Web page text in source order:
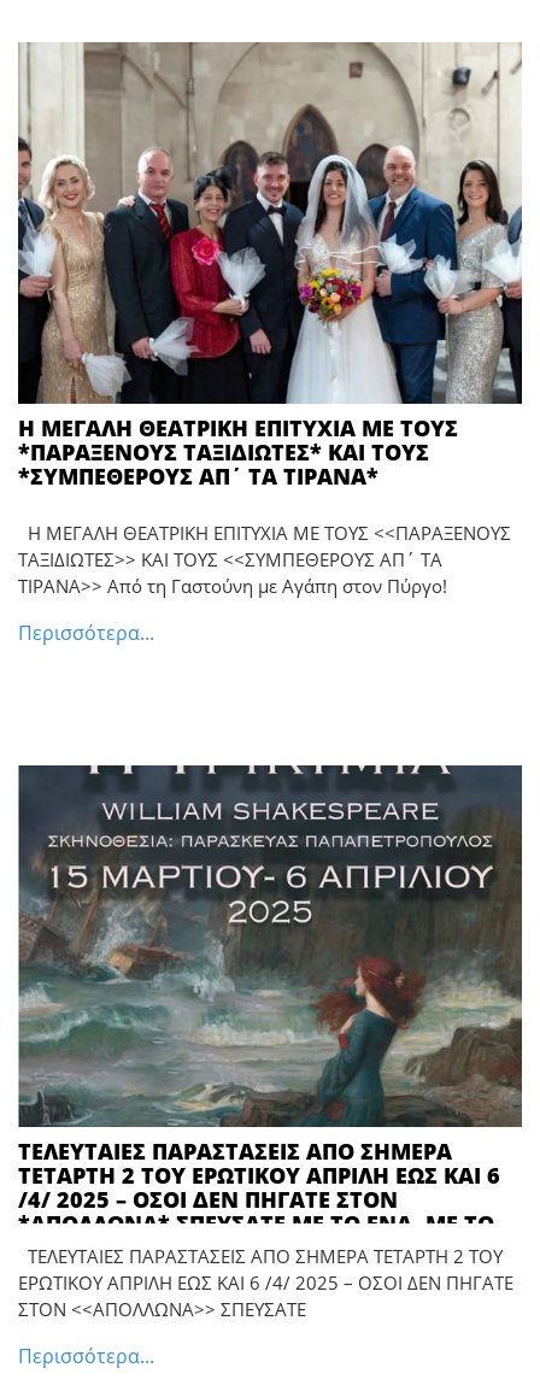
Η ΜΕΓΑΛΗ ΘΕΑΤΡΙΚΗ ΕΠΙΤΥΧΙΑ ΜΕ ΤΟΥΣ
*ΠΑΡΑΞΕΝΟΥΣ ΤΑΞΙΔΙΩΤΕΣ* ΚΑΙ ΤΟΥΣ
*ΣΥΜΠΕΘΕΡΟΥΣ ΑΠ΄ ΤΑ ΤΙΡΑΝΑ*
Η ΜΕΓΑΛΗ ΘΕΑΤΡΙΚΗ ΕΠΙΤΥΧΙΑ ΜΕ ΤΟΥΣ <<ΠΑΡΑΞΕΝΟΥΣ
ΤΑΞΙΔΙΩΤΕΣ>> ΚΑΙ ΤΟΥΣ <<ΣΥΜΠΕΘΕΡΟΥΣ ΑΠ΄ ΤΑ
ΤΙΡΑΝΑ>> Από τη Γαστούνη με Αγάπη στον Πύργο!
Περισσότερα...
ΤΕΛΕΥΤΑΙΕΣ ΠΑΡΑΣΤΑΣΕΙΣ ΑΠΟ ΣΗΜΕΡΑ
ΤΕΤΑΡΤΗ 2 ΤΟΥ ΕΡΩΤΙΚΟΥ ΑΠΡΙΛΗ ΕΩΣ ΚΑΙ 6
/4/ 2025 – ΟΣΟΙ ΔΕΝ ΠΗΓΑΤΕ ΣΤΟΝ
*ΑΠΟΛΛΩΝΑ* ΣΠΕΥΣΑΤΕ ΜΕ ΤΟ ΕΝΑ, ΜΕ ΤΟ
ΔΥΟ ΚΑΙ ΔΕΝ ΕΧΕΙ ΤΡΙΑ…
ΤΕΛΕΥΤΑΙΕΣ ΠΑΡΑΣΤΑΣΕΙΣ ΑΠΟ ΣΗΜΕΡΑ ΤΕΤΑΡΤΗ 2 ΤΟΥ
ΕΡΩΤΙΚΟΥ ΑΠΡΙΛΗ ΕΩΣ ΚΑΙ 6 /4/ 2025 – ΟΣΟΙ ΔΕΝ ΠΗΓΑΤΕ
ΣΤΟΝ <<ΑΠΟΛΛΩΝΑ>> ΣΠΕΥΣΑΤΕ
Περισσότερα...